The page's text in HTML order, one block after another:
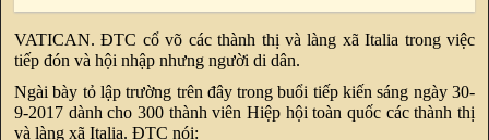
VATICAN. ĐTC cổ võ các thành thị và làng xã Italia trong việc
tiếp đón và hội nhập nhưng người di dân.
Ngài bày tỏ lập trường trên đây trong buổi tiếp kiến sáng ngày 30-
9-2017 dành cho 300 thành viên Hiệp hội toàn quốc các thành thị
và làng xã Italia. ĐTC nói: